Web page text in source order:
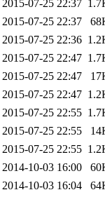
2015-07-25 22:37
2015-07-25 22:37
2015-07-25 22:36
2015-07-25 22:47
2015-07-25 22:47
2015-07-25 22:47
2015-07-25 22:55
2015-07-25 22:55
2015-07-25 22:55
2014-10-03 16:00
2014-10-03 16:04